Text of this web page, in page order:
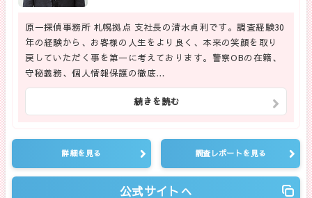
原一探偵事務所 札幌拠点 支社長の清水貞利です。調査経験30
年の経験から、お客様の人生をより良く、本来の笑顔を取り
戻していただく事を第一に考えております。警察OBの在籍、
守秘義務、個人情報保護の徹底…
続きを読む
詳細を見る 調査レポートを見る
公式サイトへ